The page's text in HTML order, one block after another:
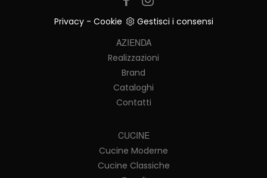
Privacy- Cookie
Gestisci i consensi
AZIENDA
Realizzazioni
Brand
Cataloghi
Contatti
CUCINE
Cucine Moderne
Cucine Classiche